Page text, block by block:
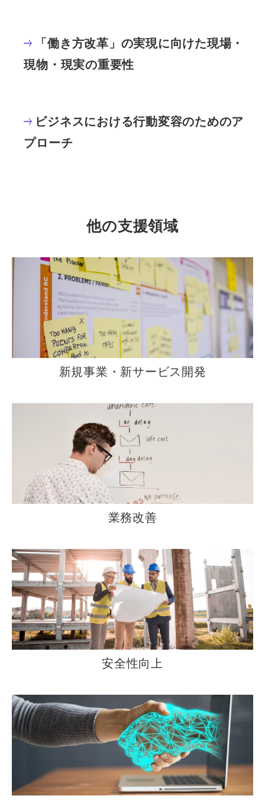
「働き方改革」の実現に向けた現場・
現物・現実の重要性
ビジネスにおける行動変容のためのア
プローチ
他の支援領域
新規事業・新サービス開発
業務改善
安全性向上